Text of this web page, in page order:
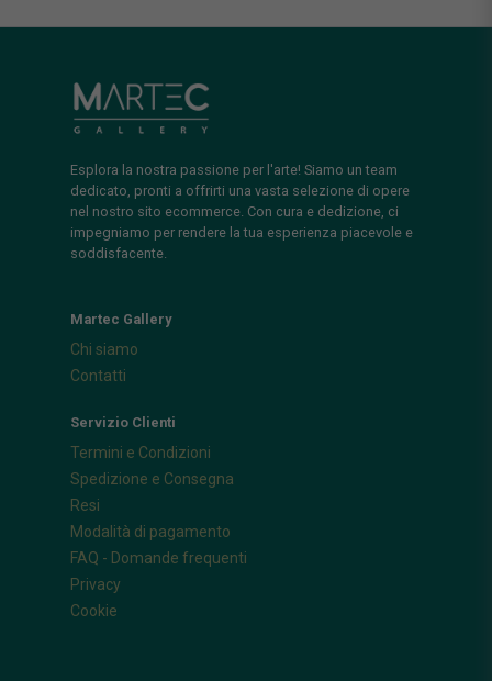
Esplora la nostra passione per l'arte! Siamo un team
dedicato, pronti a offrirti una vasta selezione di opere
nel nostro sito ecommerce. Con cura e dedizione, ci
impegniamo per rendere la tua esperienza piacevole e
soddisfacente.
Martec Gallery
Chi siamo
Contatti
Servizio Clienti
Termini e Condizioni
Spedizione e Consegna
Resi
Modalità di pagamento
FAQ - Domande frequenti
Privacy
Cookie